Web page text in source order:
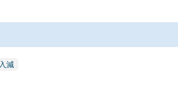
減